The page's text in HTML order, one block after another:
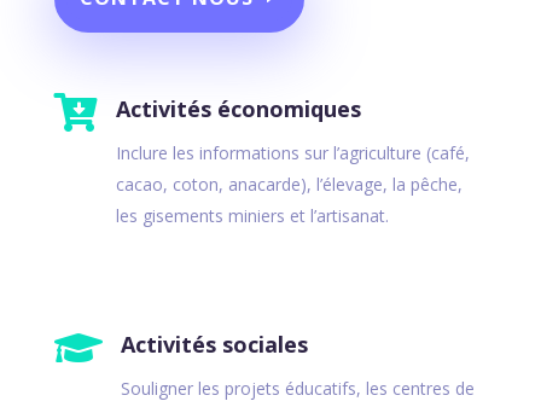
 Activités économiques
Inclure les informations sur l’agriculture (café,
cacao, coton, anacarde), l’élevage, la pêche,
les gisements miniers et l’artisanat.
 Activités sociales
Souligner les projets éducatifs, les centres de